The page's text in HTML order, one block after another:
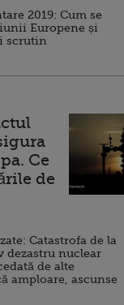
2019: Cum se
Europene și
scrutin
Ce
de
Catastrofa de la
dezastru nuclear
de alte
amploare, ascunse